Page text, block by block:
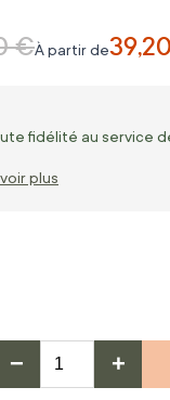
À partir de
€
fidélité au service
plus
− +